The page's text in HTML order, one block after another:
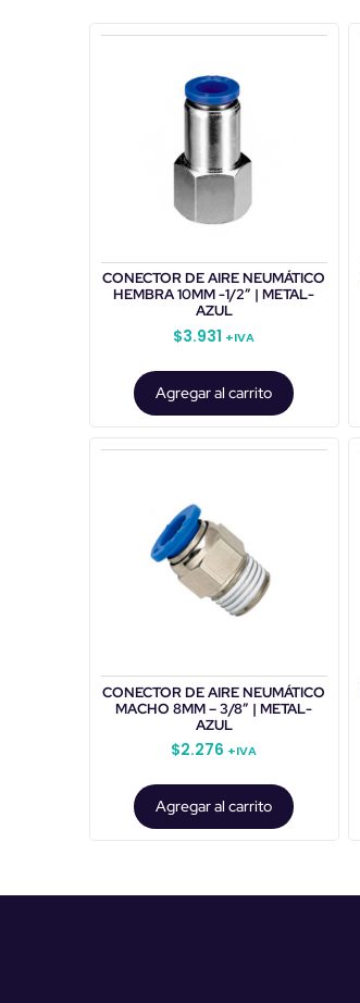
CONECTOR DE AIRE NEUMÁTICO
HEMBRA 10MM -1/2″ | METAL-
AZUL
$3.931 +IVA
Agregar al carrito
CONECTOR DE AIRE NEUMÁTICO
MACHO 8MM – 3/8″ | METAL-
AZUL
$2.276 +IVA
Agregar al carrito